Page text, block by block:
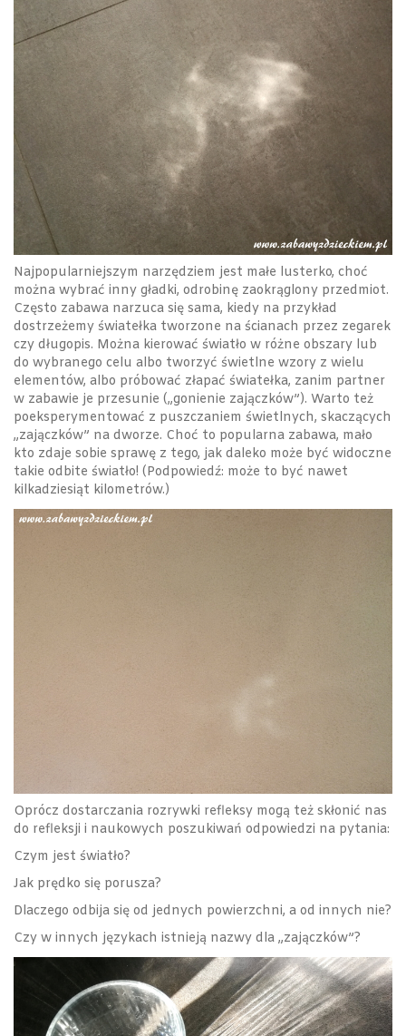
Najpopularniejszym narzędziem jest małe lusterko, choć
można wybrać inny gładki, odrobinę zaokrąglony przedmiot.
Często zabawa narzuca się sama, kiedy na przykład
dostrzeżemy światełka tworzone na ścianach przez zegarek
czy długopis. Można kierować światło w różne obszary lub
do wybranego celu albo tworzyć świetlne wzory z wielu
elementów, albo próbować złapać światełka, zanim partner
w zabawie je przesunie („gonienie zajączków”). Warto też
poeksperymentować z puszczaniem świetlnych, skaczących
„zajączków” na dworze. Choć to popularna zabawa, mało
kto zdaje sobie sprawę z tego, jak daleko może być widoczne
takie odbite światło! (Podpowiedź: może to być nawet
kilkadziesiąt kilometrów.)
Oprócz dostarczania rozrywki refleksy mogą też skłonić nas
do refleksji i naukowych poszukiwań odpowiedzi na pytania:
Czym jest światło?
Jak prędko się porusza?
Dlaczego odbija się od jednych powierzchni, a od innych nie?
Czy w innych językach istnieją nazwy dla „zajączków”?